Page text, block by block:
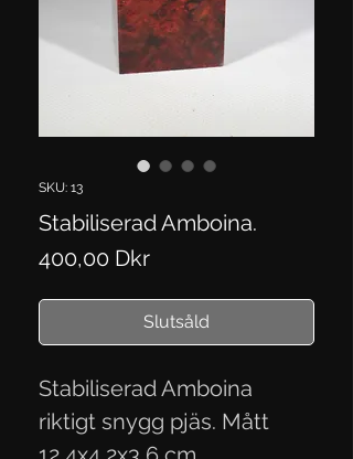
SKU: 13
Stabiliserad Amboina.
400,00 DkrPris
Slutsåld
Stabiliserad Amboina
riktigt snygg pjäs. Mått